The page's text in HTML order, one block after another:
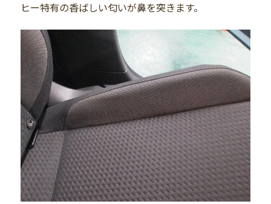
ヒー特有の香ばしい匂いが鼻を突きます。